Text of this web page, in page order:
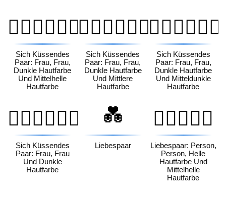
👩🏿‍❤️‍💋‍👩🏼
Sich Küssendes
Paar: Frau, Frau,
Dunkle Hautfarbe
Und Mittelhelle
Hautfarbe
👩🏿‍❤️‍💋‍👩🏽
Sich Küssendes
Paar: Frau, Frau,
Dunkle Hautfarbe
Und Mittlere
Hautfarbe
👩🏿‍❤️‍💋‍👩🏾
Sich Küssendes
Paar: Frau, Frau,
Dunkle Hautfarbe
Und Mitteldunkle
Hautfarbe
👩🏿‍❤️‍💋‍👩🏿
Sich Küssendes
Paar: Frau, Frau
Und Dunkle
Hautfarbe
💑
Liebespaar
🧑🏻‍❤️‍🧑🏼
Liebespaar: Person,
Person, Helle
Hautfarbe Und
Mittelhelle
Hautfarbe